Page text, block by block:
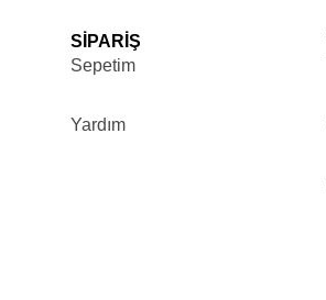
SİPARİŞ
Sepetim
Yardım